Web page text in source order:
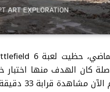
متواصلة كان الهدف منها
دقيقة من هذه الجلسة الإختبارية.